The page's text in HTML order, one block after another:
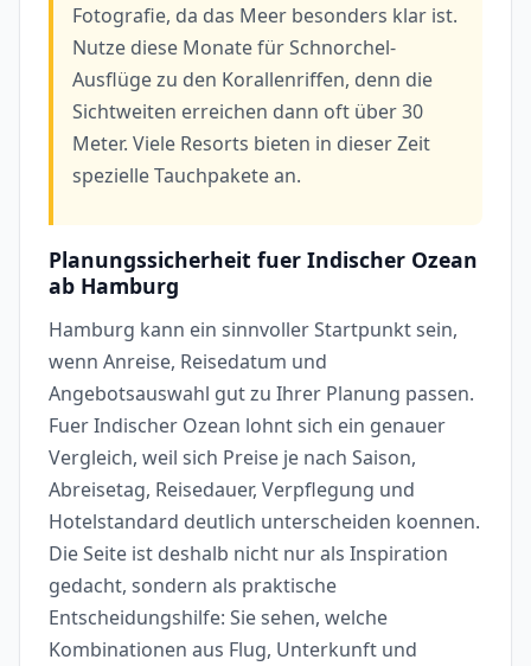
Fotografie, da das Meer besonders klar ist.
Nutze diese Monate für Schnorchel-
Ausflüge zu den Korallenriffen, denn die
Sichtweiten erreichen dann oft über 30
Meter. Viele Resorts bieten in dieser Zeit
spezielle Tauchpakete an.
Planungssicherheit fuer Indischer Ozean
ab Hamburg
Hamburg kann ein sinnvoller Startpunkt sein,
wenn Anreise, Reisedatum und
Angebotsauswahl gut zu Ihrer Planung passen.
Fuer Indischer Ozean lohnt sich ein genauer
Vergleich, weil sich Preise je nach Saison,
Abreisetag, Reisedauer, Verpflegung und
Hotelstandard deutlich unterscheiden koennen.
Die Seite ist deshalb nicht nur als Inspiration
gedacht, sondern als praktische
Entscheidungshilfe: Sie sehen, welche
Kombinationen aus Flug, Unterkunft und